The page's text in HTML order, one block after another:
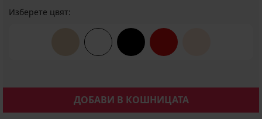
Изберете цвят:
ДОБАВИ В КОШНИЦАТА